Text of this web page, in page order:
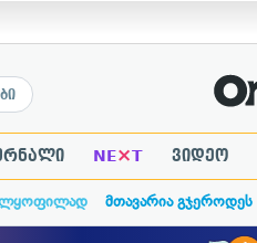
NE×T ვიდეო
მთავარია გჯეროდეს